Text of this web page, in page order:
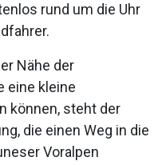
rund um die Uhr
Nähe der
eine kleine
können, steht der
die einen Weg in die
Voralpen